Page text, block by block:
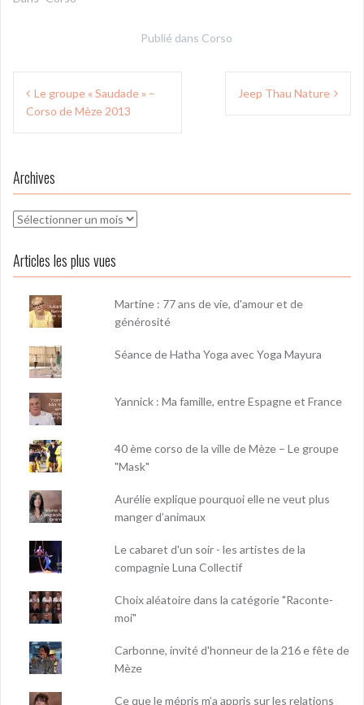
Publié dans Corso
Navigation
deLe groupe « Saudade » –
Corso de Mèze 2013
Jeep Thau Nature
Archives
Archives
Articles les plus vues
Martine : 77 ans de vie, d'amour et de
générosité
Séance de Hatha Yoga avec Yoga Mayura
Yannick : Ma famille, entre Espagne et France
40 ème corso de la ville de Mèze – Le groupe
"Mask"
Aurélie explique pourquoi elle ne veut plus
manger d’animaux
Le cabaret d'un soir - les artistes de la
compagnie Luna Collectif
Choix aléatoire dans la catégorie "Raconte-
moi"
Carbonne, invité d'honneur de la 216 e fête de
Mèze
Ce que le mépris m’a appris sur les relations